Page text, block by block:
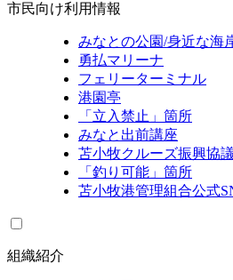
市民向け利用情報
みなとの公園/身近な海
勇払マリーナ
フェリーターミナル
港園亭
「立入禁止」箇所
みなと出前講座
苫小牧クルーズ振興協
「釣り可能」箇所
苫小牧港管理組合公式
組織紹介